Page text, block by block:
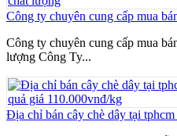
Công ty chuyên cung cấp mua
Công ty chuyên cung cấp mua
lượng Công Ty...
Địa chỉ bán cây chè dây tại tphcm